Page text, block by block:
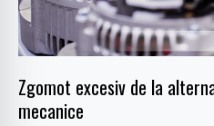
Zgomot excesiv de la
mecanice
electrice
și
mecanice